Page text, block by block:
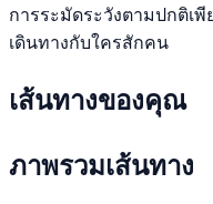
การระมัดระวังตามปกติเ
เดินทางกับใครสักคน
เส้นทางของคุณ
ภาพรวมเส้นทาง